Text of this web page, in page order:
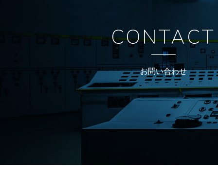
CONTACT
お問い合わせ